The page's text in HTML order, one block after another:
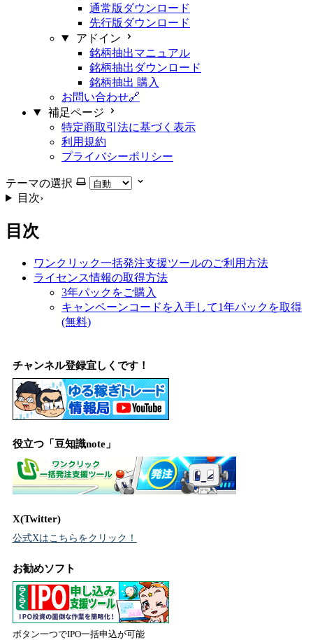
通常版ダウンロード
先行版ダウンロード
アドイン
銘柄抽出マニュアル
銘柄抽出ダウンロード
銘柄抽出 購入
お問い合わせ🔗
補足ページ
特定商取引法に基づく表示
利用規約
プライバシーポリシー
テーマの選択
目次›
目次
ワンクリック一括発注支援ツールのご利用方法
ライセンス情報の取得方法
3年パックをご購入
キャンペーンコードを入手して1年パックを取得
(無料)
チャンネル登録宜しくです！
役立つ「豆知識note」
X(Twitter)
公式Xはこちらをクリック！
お勧めソフト
ボタン一つでIPO一括申込が可能